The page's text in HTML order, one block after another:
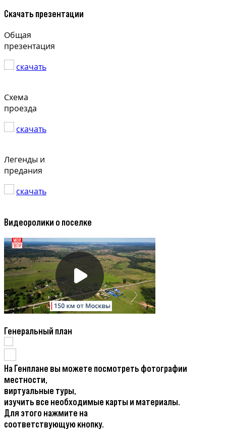
Скачать презентации
Общая
презентация
скачать
Схема
проезда
скачать
Легенды и
предания
скачать
Видеоролики о поселке
Генеральный план
На Генплане вы можете посмотреть фотографии
местности,
виртуальные туры,
изучить все необходимые карты и материалы.
Для этого нажмите на
соответствующую кнопку.